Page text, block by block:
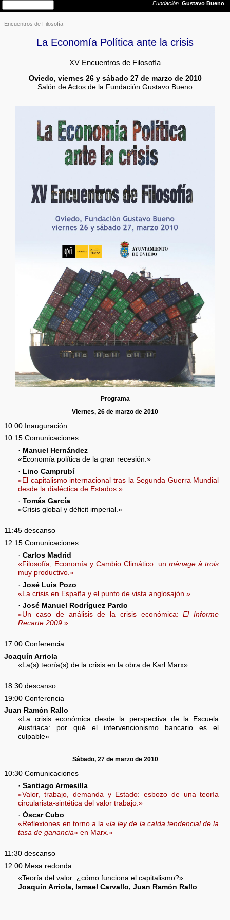
Encuentros de Filosofía
La Economía Política ante la crisis
XV Encuentros de Filosofía
Oviedo, viernes 26 y sábado 27 de marzo de 2010
Salón de Actos de la Fundación Gustavo Bueno
Programa
Viernes, 26 de marzo de 2010
10:00 Inauguración
10:15 Comunicaciones
· Manuel Hernández
«Economía política de la gran recesión.»
· Lino Camprubí
«El capitalismo internacional tras la Segunda Guerra Mundial
desde la dialéctica de Estados.»
·Tomás García
«Crisis global y déficit imperial.»
11:45 descanso
12:15 Comunicaciones
·Carlos Madrid
«Filosofía, Economía y Cambio Climático: unmènage à trois
muy productivo.»
·José Luis Pozo
«La crisis en España y el punto de vista anglosajón.»
·José Manuel Rodríguez Pardo
«Un caso de análisis de la crisis económica:El Informe
Recarte 2009.»
17:00 Conferencia
Joaquín Arriola
«La(s) teoría(s) de la crisis en la obra de Karl Marx»
18:30 descanso
19:00 Conferencia
Juan Ramón Rallo
«La crisis económica desde la perspectiva de la Escuela
Austriaca: por qué el intervencionismo bancario es el
culpable»
Sábado, 27 de marzo de 2010
10:30 Comunicaciones
·Santiago Armesilla
«Valor, trabajo, demanda y Estado: esbozo de una teoría
circularista-sintética del valor trabajo.»
·Óscar Cubo
«Reflexiones en torno a la «la ley de la caída tendencial de la
tasa de ganancia» en Marx.»
11:30 descanso
12:00 Mesa redonda
«Teoría del valor: ¿cómo funciona el capitalismo?»
Joaquín Arriola, Ismael Carvallo, Juan Ramón Rallo